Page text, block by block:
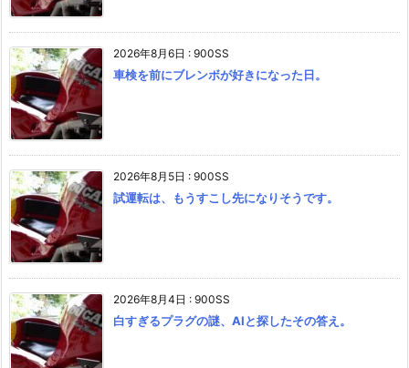
2026年8月6日 : 900SS
車検を前にブレンボが好きになった日。
2026年8月5日 : 900SS
試運転は、もうすこし先になりそうです。
2026年8月4日 : 900SS
白すぎるプラグの謎、AIと探したその答え。